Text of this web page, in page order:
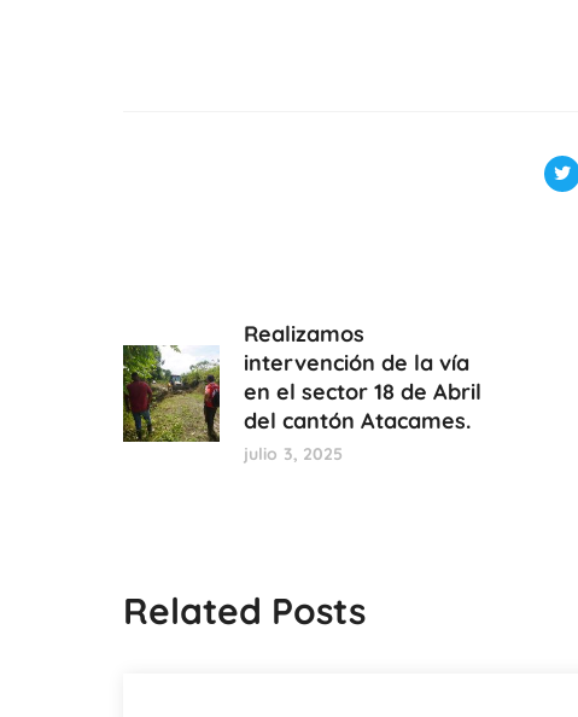
Realizamos
intervención de la vía
en el sector 18 de Abril
del cantón Atacames.
julio 3, 2025
Related Posts